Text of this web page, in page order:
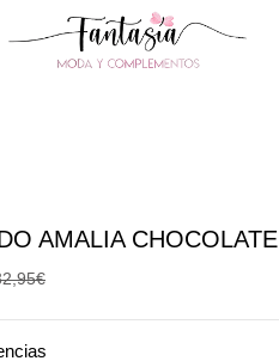
AMALIA CHOCOLATE
€